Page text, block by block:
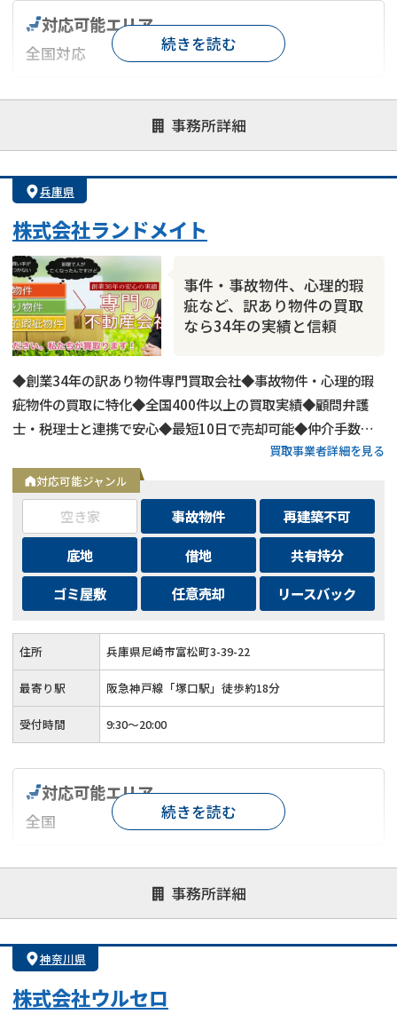
事務所詳細
対応可能エリア
全国対応
対応が親身 オンライン面談可能
レスポンスが早い
1億円以上の買取可
続きを読む
兵庫県
株式会社ランドメイト
事件・事故物件、心理的瑕
疵など、訳あり物件の買取
なら34年の実績と信頼
◆創業34年の訳あり物件専門買取会社◆事故物件・心理的瑕
疵物件の買取に特化◆全国400件以上の買取実績◆顧問弁護
士・税理士と連携で安心◆最短10日で売却可能◆仲介手数
料・諸費用も会社負担◆不要物撤去費用も無料◆リースバック
にも対応◆現地調査・査定は無料
買取事業者詳細を見る
対応可能ジャンル
空き家 事故物件
再建築不可
底地
借地
共有持分
ゴミ屋敷
任意売却 リースバック
住所 兵庫県尼崎市富松町3-39-22
最寄り駅 阪急神戸線「塚口駅」徒歩約18分
受付時間 9:30～20:00
事務所詳細
対応可能エリア
全国
対応が親身 オンライン面談可能
レスポンスが早い
1億円以上の買取可
続きを読む
神奈川県
株式会社ウルセロ